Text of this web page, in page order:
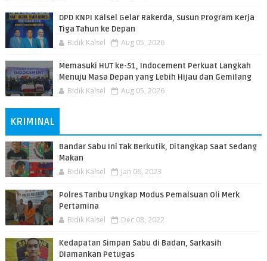
DPD KNPI Kalsel Gelar Rakerda, Susun Program Kerja
Tiga Tahun ke Depan
Bidik Kalsel Aug 05, 2026
Memasuki HUT ke-51, Indocement Perkuat Langkah
Menuju Masa Depan yang Lebih Hijau dan Gemilang
Bidik Kalsel Aug 05, 2026
KRIMINAL
Bandar Sabu Ini Tak Berkutik, Ditangkap Saat Sedang
Makan
Bidik Kalsel Jan 06, 2023
Polres Tanbu Ungkap Modus Pemalsuan Oli Merk
Pertamina
Bidik Kalsel Dec 08, 2022
Kedapatan Simpan Sabu di Badan, Sarkasih
Diamankan Petugas